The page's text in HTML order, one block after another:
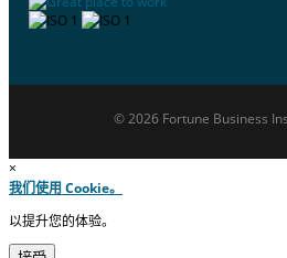
© 2026 Fortune Business
×
我们使用 Cookie。
以提升您的体验。